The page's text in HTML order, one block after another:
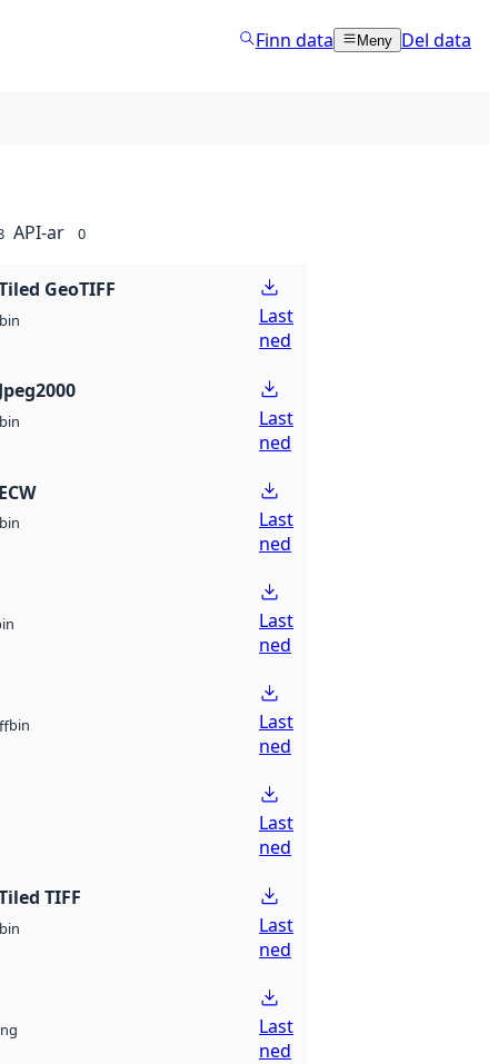
Finn data Meny Del data
API-ar 0
GeoTIFF
bin
Last
ned
bin
Last
ned
bin
Last
ned
Last
ned
bin
Last
ned
Last
ned
TIFF
bin
Last
ned
Last
ned